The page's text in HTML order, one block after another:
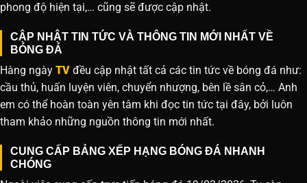
phong độ hiện tại,… cũng sẽ được cập nhật.
CẬP NHẬT TIN TỨC VÀ THÔNG TIN MỚI NHẤT VỀ
BÓNG ĐÁ
Hàng ngày TV đều cập nhật tất cả các tin tức về bóng đá như:
cầu thủ, huấn luyện viên, chuyển nhượng, bên lề sân cỏ,… Anh
em có thể hoàn toàn yên tâm khi đọc tin tức tại đây, bởi luôn
tham khảo những nguồn thông tin mới nhất.
CUNG CẤP BẢNG XẾP HẠNG BÓNG ĐÁ NHANH
CHÓNG